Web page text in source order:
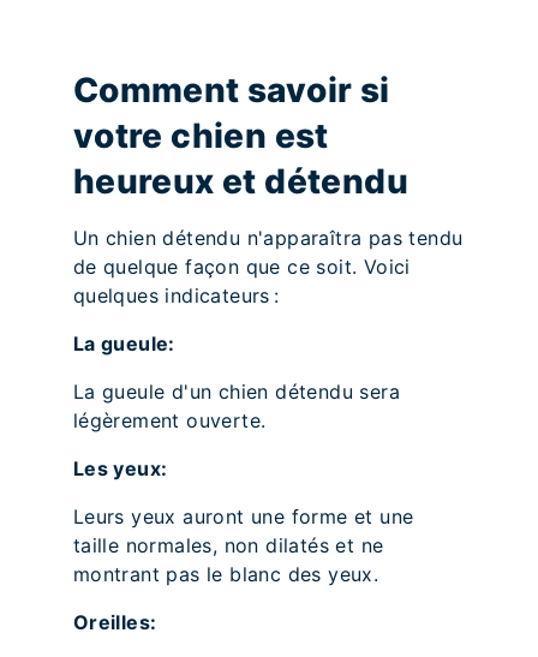
Comment savoir si
votre chien est
heureux et détendu
Un chien détendu n'apparaîtra pas tendu
de quelque façon que ce soit. Voici
quelques indicateurs :
La gueule:
La gueule d'un chien détendu sera
légèrement ouverte.
Les yeux:
Leurs yeux auront une forme et une
taille normales, non dilatés et ne
montrant pas le blanc des yeux.
Oreilles: